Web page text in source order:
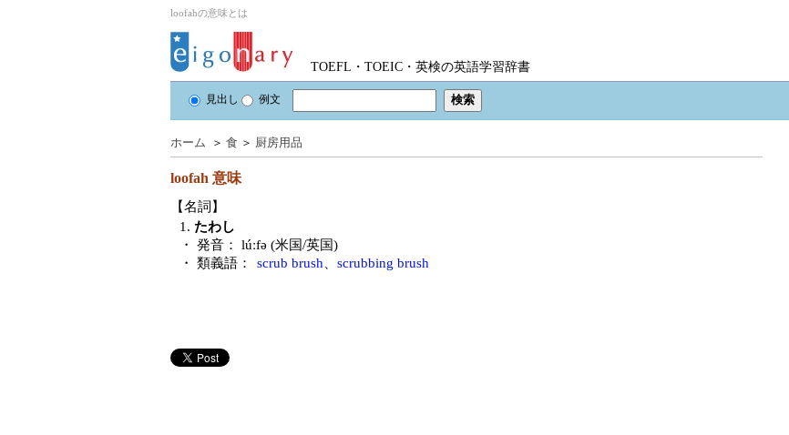
loofahの意味とは
TOEFL・TOEIC・英検の英語学習辞書
見出し 例文
ホーム ＞ 食 ＞ 厨房用品
loofah 意味
【名詞】
1. たわし
・ 発音：
lúːfə (米国/英国)
・ 類義語：
scrub brush scrubbing brush